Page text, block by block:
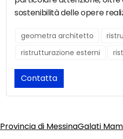
sostenibilità delle opere
geometra architetto
ristrutturazione esterni
Contatta
Provincia di MessinaGalati